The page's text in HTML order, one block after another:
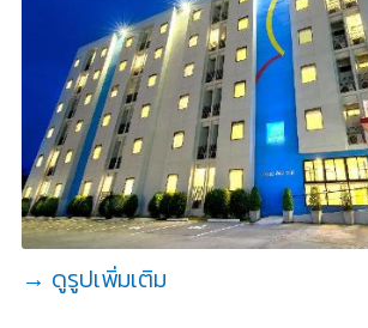
→ ดูรูปเพิ่มเติม